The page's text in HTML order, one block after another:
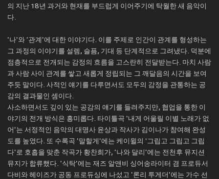
의 지난 18년 과거와 현재를 부드럽게 이어주기에 탁월한 새 음악이
다.
'나'와 '관계'에 대한 이야기다. 이를 주제로 인간이 관계를 형성하는
그 과정의 이야기를 설렘, 슬픔, 기대 등 단계적으로 그려냈다. 덕분에
점층적으로 전개되는 감정의 흐름을 고스란히 전달받는다. 마치 사람
과 사람 사이 관계를 쌓고 새롭게 정립되는 그 깨달음의 시간을 보여
주듯 말이다. 사적인 얘기를 다루면서도 모두의 감정을 관통하는 공
감의 결과물인 셈이다.
사소하면서도 깊이 있는 공감의 얘기를 들려주지만, 협업을 통한 이
야기의 전개 방식은 흥미롭다. 타이틀곡 '내게 어울릴 이별 노래가 없
어'는 서정적인 음악의 대명사 윤상과 작사가 김이나가 참여해 완성
도를 높였다. 또 수록곡 '말할게'에는 케이윌의 '그립고 그립고 그립
다'로 호흡을 맞춘 작곡가 황찬희가, '나와 달리'에는 전천후 뮤지션
뮤지가 합류했다. '식탁'에는 재즈 알앤비 싱어송라이터 겸 프로듀서
다비와 헤이즈가 공동 프로듀싱에 나섰고 '론리 투게더'에는 가수 선